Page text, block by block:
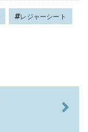
レジャーシート